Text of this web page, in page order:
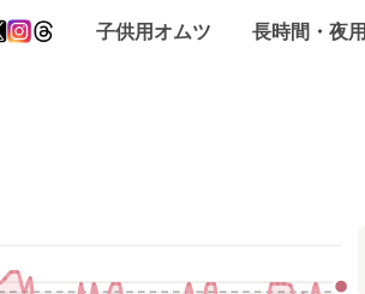
子供用オムツ 長時間・夜用